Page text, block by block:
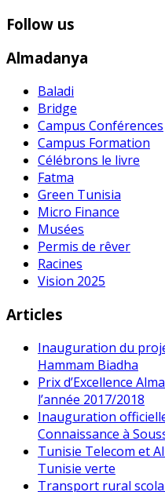
Follow us
Almadanya
Baladi
Bridge
Campus Conférences
Campus Formation
Célébrons le livre
Fatma
Green Tunisia
Micro Finance
Musées
Permis de rêver
Racines
Vision 2025
Articles
Inauguration du
Hammam Biadha
Prix d’Excellence
l’année 2017/2018
Inauguration
Connaissance à
Tunisie Telecom et
Tunisie verte
Transport rural